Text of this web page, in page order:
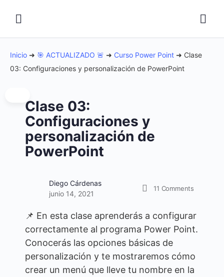
Inicio ➜ 🎯 ACTUALIZADO 🚨 ➜ Curso Power Point ➜ Clase
03: Configuraciones y personalización de PowerPoint
Clase 03:
Configuraciones y
personalización de
PowerPoint
Diego Cárdenas
junio 14, 2021
11 Comments
📌 En esta clase aprenderás a configurar
correctamente al programa Power Point.
Conocerás las opciones básicas de
personalización y te mostraremos cómo
crear un menú que lleve tu nombre en la